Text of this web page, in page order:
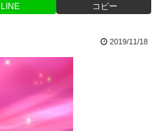
LINE コピー
2019/11/18